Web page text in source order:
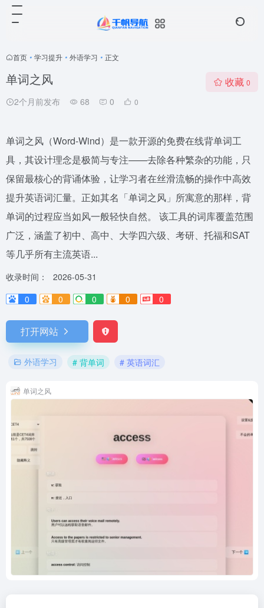
首页 • 学习提升 • 外语学习 • 正文
单词之风
2个月前发布 68 0 0
收藏 0
单词之风（Word-Wind）是一款开源的免费在线背单词工
具，其设计理念是极简与专注——去除各种繁杂的功能，只
保留最核心的背诵体验，让学习者在丝滑流畅的操作中高效
提升英语词汇量。正如其名「单词之风」所寓意的那样，背
单词的过程应当如风一般轻快自然。 该工具的词库覆盖范围
广泛，涵盖了初中、高中、大学四六级、考研、托福和SAT
等几乎所有主流英语...
收录时间：
2026-05-31
0
0 0 0 0
打开网站
外语学习 # 背单词 # 英语词汇
单词之风